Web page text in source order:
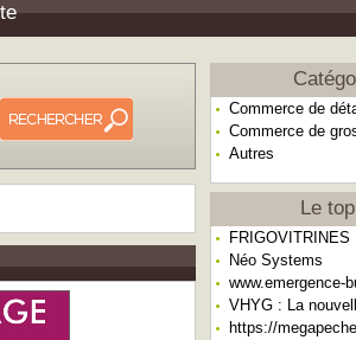
Commerce de
Commerce de
Autres
Le
FRIGOVITRINES
Néo Systems
www.emergence-
VHYG : La
https://